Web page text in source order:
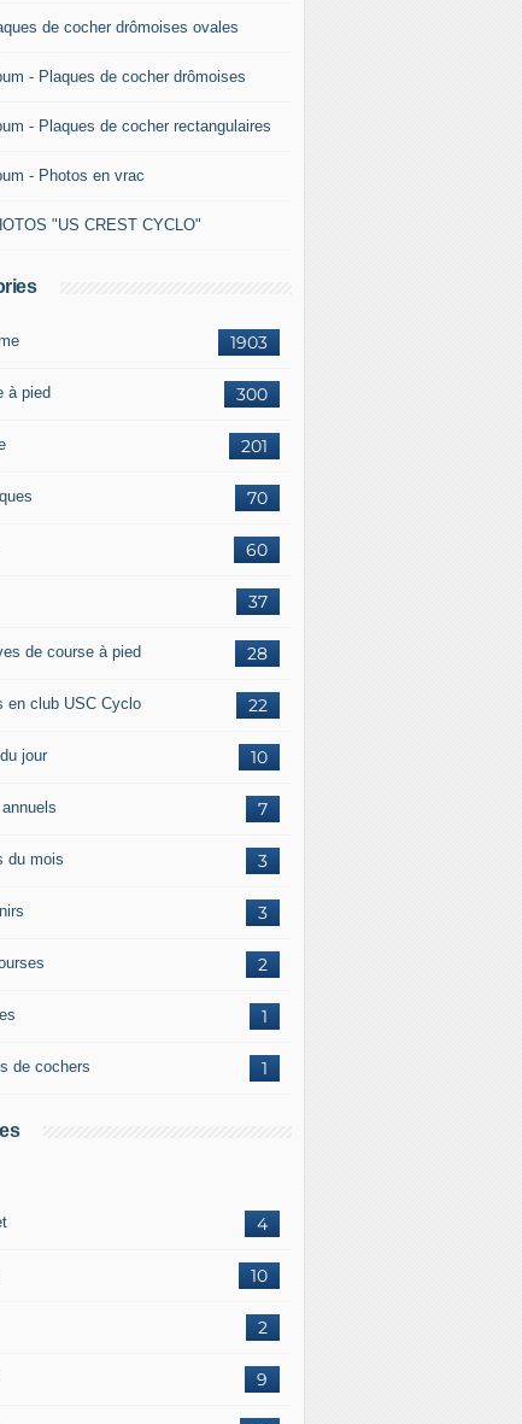
de cocher drômoises ovales
- Plaques de cocher drômoises
- Plaques de cocher rectangulaires
- Photos en vrac
"US CREST CYCLO"
1903
300
à pied
201
70
60
37
28
de course à pied
22
en club USC Cyclo
10
jour
7
3
du mois
3
2
1
1
de cochers
4
10
2
9